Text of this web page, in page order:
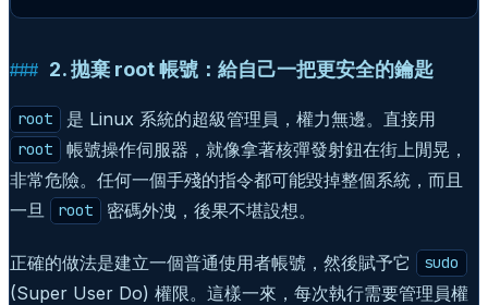
2. 拋棄 root 帳號：給自己一把更安全的鑰匙
root 是 Linux 系統的超級管理員，權力無邊。直接用
root
帳號操作伺服器，就像拿著核彈發射鈕在街上閒晃，
非常危險。任何一個手殘的指令都可能毀掉整個系統，而且
一旦
root 密碼外洩，後果不堪設想。
正確的做法是建立一個普通使用者帳號，然後賦予它 sudo
(Super User Do) 權限。這樣一來，每次執行需要管理員權